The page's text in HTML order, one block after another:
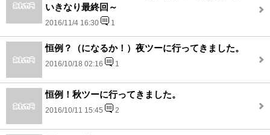
いきなり最終回～
2016/11/4 16:30 1
恒例？（になるか！）夜ツーに行ってきました。
2016/10/18 02:16 1
恒例！秋ツーに行ってきました。
2016/10/11 15:45 2